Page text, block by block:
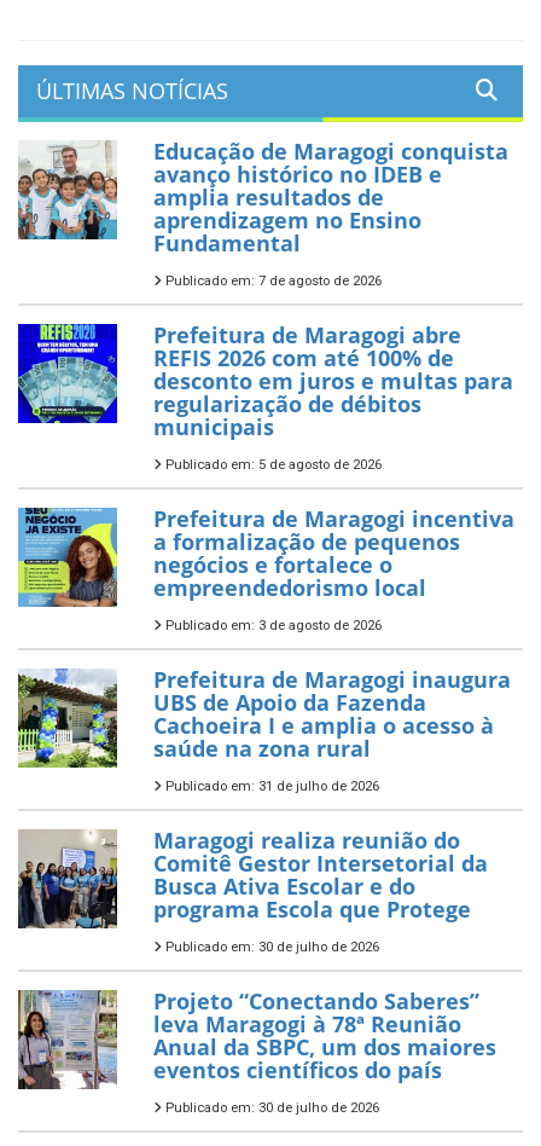
ÚLTIMAS NOTÍCIAS
Educação de Maragogi conquista
avanço histórico no IDEB e
amplia resultados de
aprendizagem no Ensino
Fundamental
Publicado em: 7 de agosto de 2026
Prefeitura de Maragogi abre
REFIS 2026 com até 100% de
desconto em juros e multas para
regularização de débitos
municipais
Publicado em: 5 de agosto de 2026
Prefeitura de Maragogi incentiva
a formalização de pequenos
negócios e fortalece o
empreendedorismo local
Publicado em: 3 de agosto de 2026
Prefeitura de Maragogi inaugura
UBS de Apoio da Fazenda
Cachoeira I e amplia o acesso à
saúde na zona rural
Publicado em: 31 de julho de 2026
Maragogi realiza reunião do
Comitê Gestor Intersetorial da
Busca Ativa Escolar e do
programa Escola que Protege
Publicado em: 30 de julho de 2026
Projeto “Conectando Saberes”
leva Maragogi à 78ª Reunião
Anual da SBPC, um dos maiores
eventos científicos do país
Publicado em: 30 de julho de 2026